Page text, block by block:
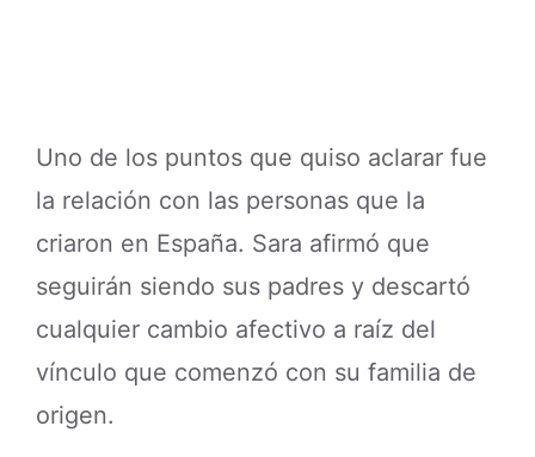
Uno de los puntos que quiso aclarar fue
la relación con las personas que la
criaron en España. Sara afirmó que
seguirán siendo sus padres y descartó
cualquier cambio afectivo a raíz del
vínculo que comenzó con su familia de
origen.